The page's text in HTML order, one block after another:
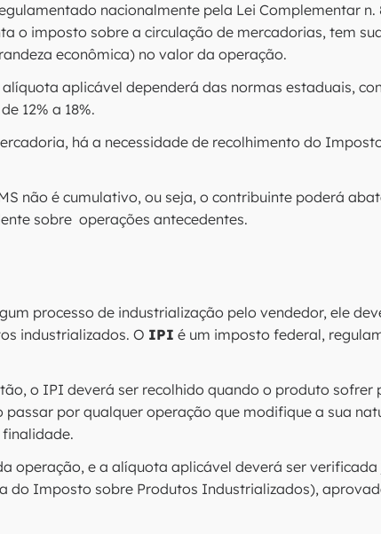
nacionalmente pela Lei Complementar n.
o imposto sobre a circulação de mercadorias, tem
econômica) no valor da operação.
aplicável dependerá das normas estaduais,
12% a 18%.
há a necessidade de recolhimento do
não é cumulativo, ou seja, o contribuinte poderá
sobre operações antecedentes.
processo de industrialização pelo vendedor, ele
industrializados. O IPI é um imposto federal,
o IPI deverá ser recolhido quando o produto sofrer
passar por qualquer operação que modifique a sua
operação, e a alíquota aplicável deverá ser verificada
do Imposto sobre Produtos Industrializados),